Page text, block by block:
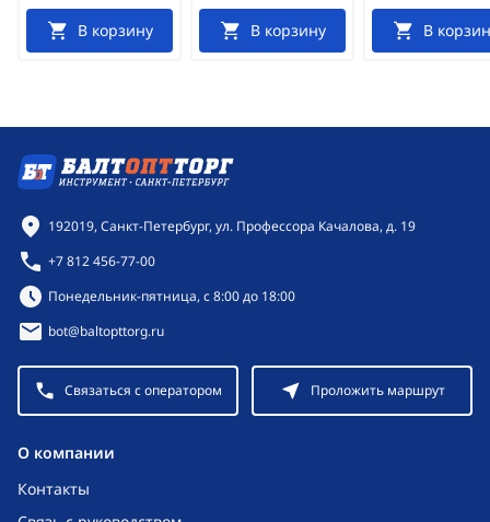
В корзину В корзину В
O компании
Контакты
Контактная информация
192019, Санкт-Петербург, ул. Профессора Качалова, д. 19
+7 812 456-77-00
Режим работы:
Понедельник-пятница, с 8:00 до 18:00
bot@baltopttorg.ru
Связаться с оператором Проложить маршрут